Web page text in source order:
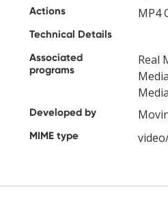
Actions MP4
Technical Details
Associated
programs
Real
Developed by
MIME type